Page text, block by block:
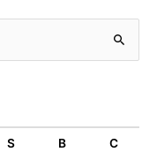
S B C